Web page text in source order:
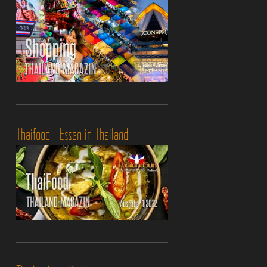
Thaifood - Essen in Thailand